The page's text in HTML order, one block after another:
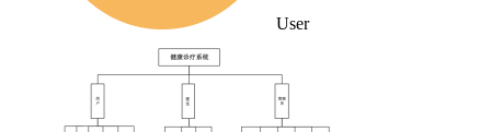
User